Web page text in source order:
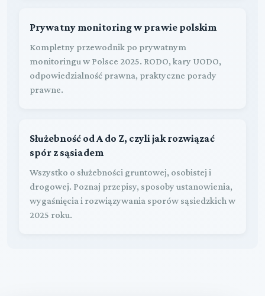
Prywatny monitoring w prawie polskim
Kompletny przewodnik po prywatnym
monitoringu w Polsce 2025. RODO, kary UODO,
odpowiedzialność prawna, praktyczne porady
prawne.
Służebność od A do Z, czyli jak rozwiązać
spór z sąsiadem
Wszystko o służebności gruntowej, osobistej i
drogowej. Poznaj przepisy, sposoby ustanowienia,
wygaśnięcia i rozwiązywania sporów sąsiedzkich w
2025 roku.